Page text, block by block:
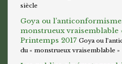
siècle
Goya ou
monstrueux vraisemblable
Printemps 2017 Goya ou
du « monstrueux vraisemblable »